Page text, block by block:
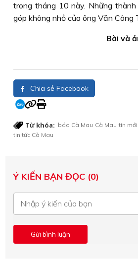
trong tháng 10 này. Những
góp không nhỏ của ông Văn Công
Bài và
Chia sẻ Facebook
Từ khóa: báo Cà Mau Cà Mau tin
tin tức Cà Mau
Ý KIẾN BẠN ĐỌC (0)